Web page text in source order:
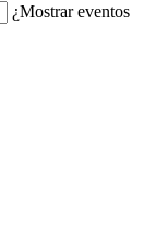
¿Mostrar eventos